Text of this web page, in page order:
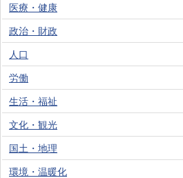
医療・健康
政治・財政
人口
労働
生活・福祉
文化・観光
国土・地理
環境・温暖化